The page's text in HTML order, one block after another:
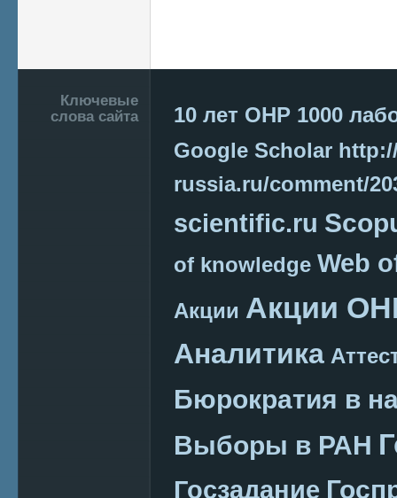
Подвал
Ключевые
слова сайта
10 лет ОНР 1000
Google Scholar
russia.ru/comment/
scientific.ru
of knowledge Web
Акции Акции
Аналитика
Бюрократия в
Выборы в РАН
Госзадание